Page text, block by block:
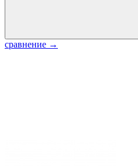
сравнение →